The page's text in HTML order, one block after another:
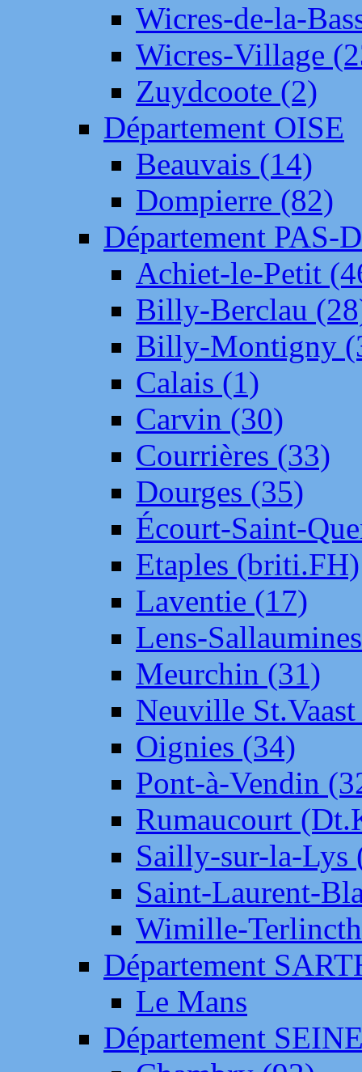
Wicres-de-la-
Wicres-Village
Zuydcoote (2)
Département OISE
Beauvais (14)
Dompierre (82)
Département PAS-
Achiet-le-Petit
Billy-Berclau
Billy-Montigny
Calais (1)
Carvin (30)
Courrières (33)
Dourges (35)
Écourt-Saint-
Etaples (briti.FH)
Laventie (17)
Lens-
Meurchin (31)
Neuville
Oignies (34)
Pont-à-Vendin
Rumaucourt
Sailly-sur-la-Lys
Saint-Laurent-
Wimille-
Département
Le Mans
Département